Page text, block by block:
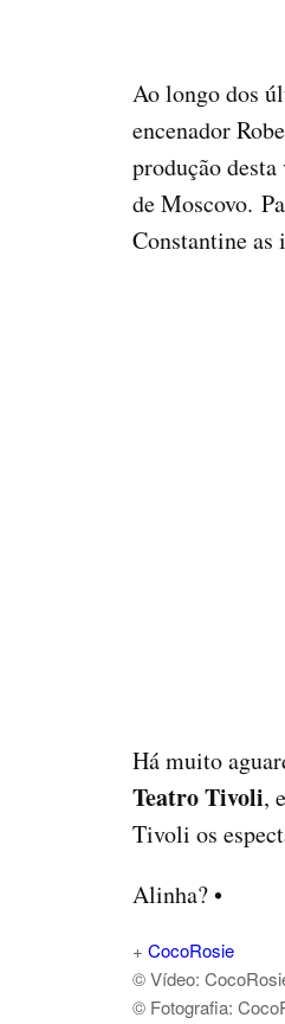
Ao longo dos
encenador
produção
de Moscovo.
Constantine as
Há muito
Teatro Tivoli,
Tivoli os
Alinha? •
+ CocoRosie
© Vídeo:
© Fotografia: